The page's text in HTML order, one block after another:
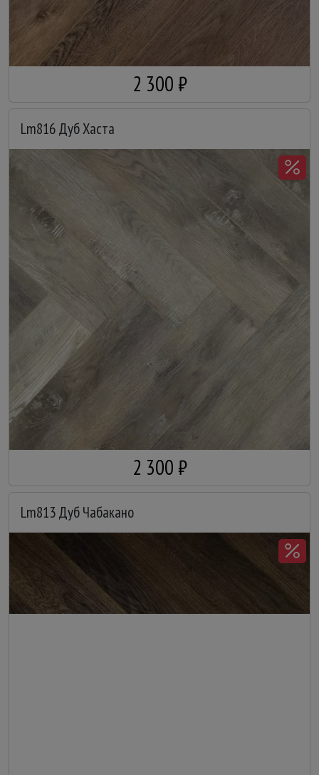
2 300 ₽
Lm816 Дуб Хаста
2 300 ₽
Lm813 Дуб Чабакано